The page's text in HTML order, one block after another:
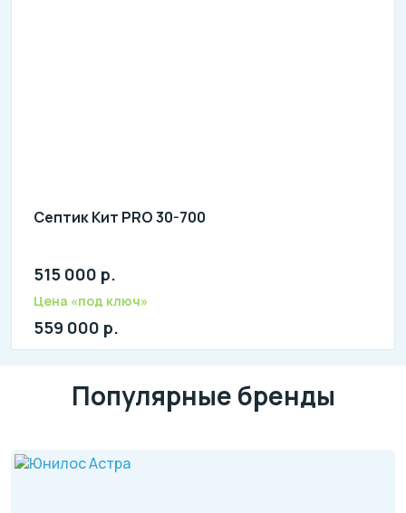
Септик Кит PRO 30-700
литров в сутки: 6000
л: 1000
515 000 р.
Цена «под ключ»
559 000 р.
Популярные бренды